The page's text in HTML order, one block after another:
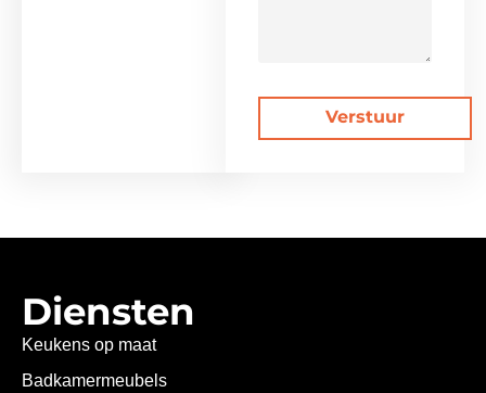
Verstuur
Diensten
Keukens op maat
Badkamermeubels